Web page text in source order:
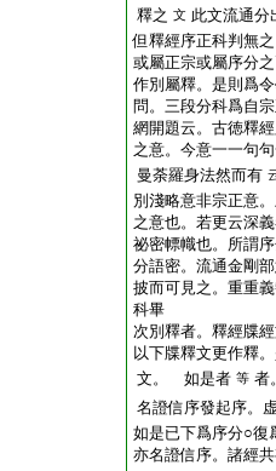
釋之 文 此文流通分
但釋經序正科判無
或屬正宗或屬序分
作別屬釋。是則爲
問。三段分科爲自
網開題云。古徳釋
之意。今意一一句
曼荼羅身法然而有
別淺略意非宗正意
之意也。若更云深
祕密幖幟也。所謂
分語密。流通金剛
披而可見之。重重
科畢
次別釋者。釋經牒
以下牒釋文更作釋
文。 如是者 等 者
名證信序發起序。
如是已下爲序分○復
亦名證信序。諸經